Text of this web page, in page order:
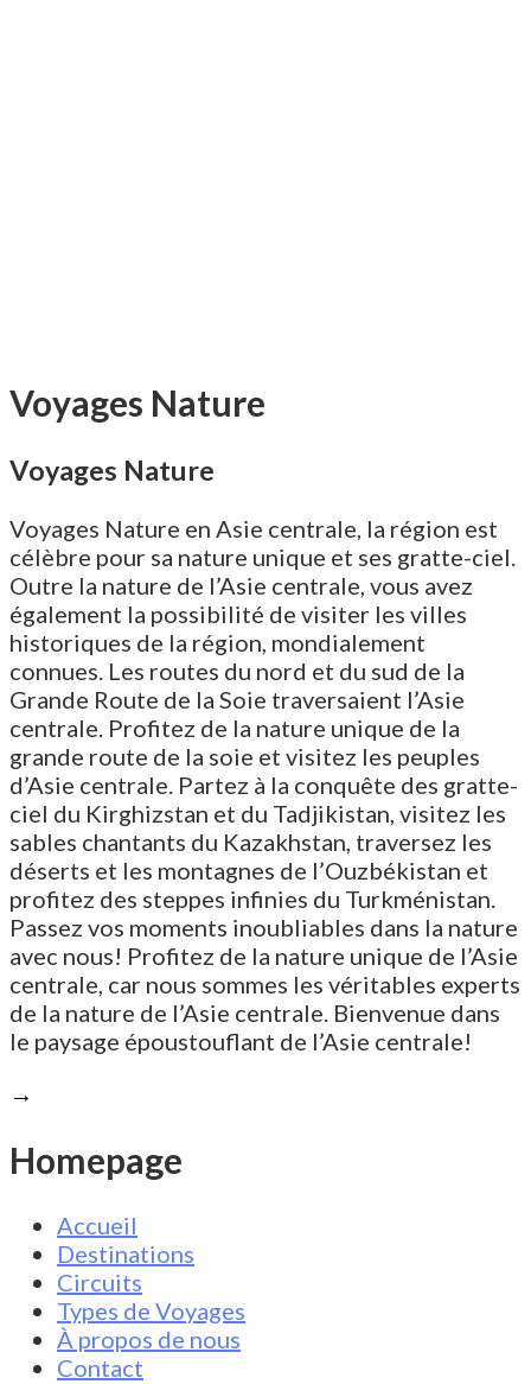
Voyages Nature
Voyages Nature
Voyages Nature en Asie centrale, la région est
célèbre pour sa nature unique et ses gratte-ciel.
Outre la nature de l’Asie centrale, vous avez
également la possibilité de visiter les villes
historiques de la région, mondialement
connues. Les routes du nord et du sud de la
Grande Route de la Soie traversaient l’Asie
centrale. Profitez de la nature unique de la
grande route de la soie et visitez les peuples
d’Asie centrale. Partez à la conquête des gratte-
ciel du Kirghizstan et du Tadjikistan, visitez les
sables chantants du Kazakhstan, traversez les
déserts et les montagnes de l’Ouzbékistan et
profitez des steppes infinies du Turkménistan.
Passez vos moments inoubliables dans la nature
avec nous! Profitez de la nature unique de l’Asie
centrale, car nous sommes les véritables experts
de la nature de l’Asie centrale. Bienvenue dans
le paysage époustouflant de l’Asie centrale!
→
Homepage
Accueil
Destinations
Circuits
Types de Voyages
À propos de nous
Contact